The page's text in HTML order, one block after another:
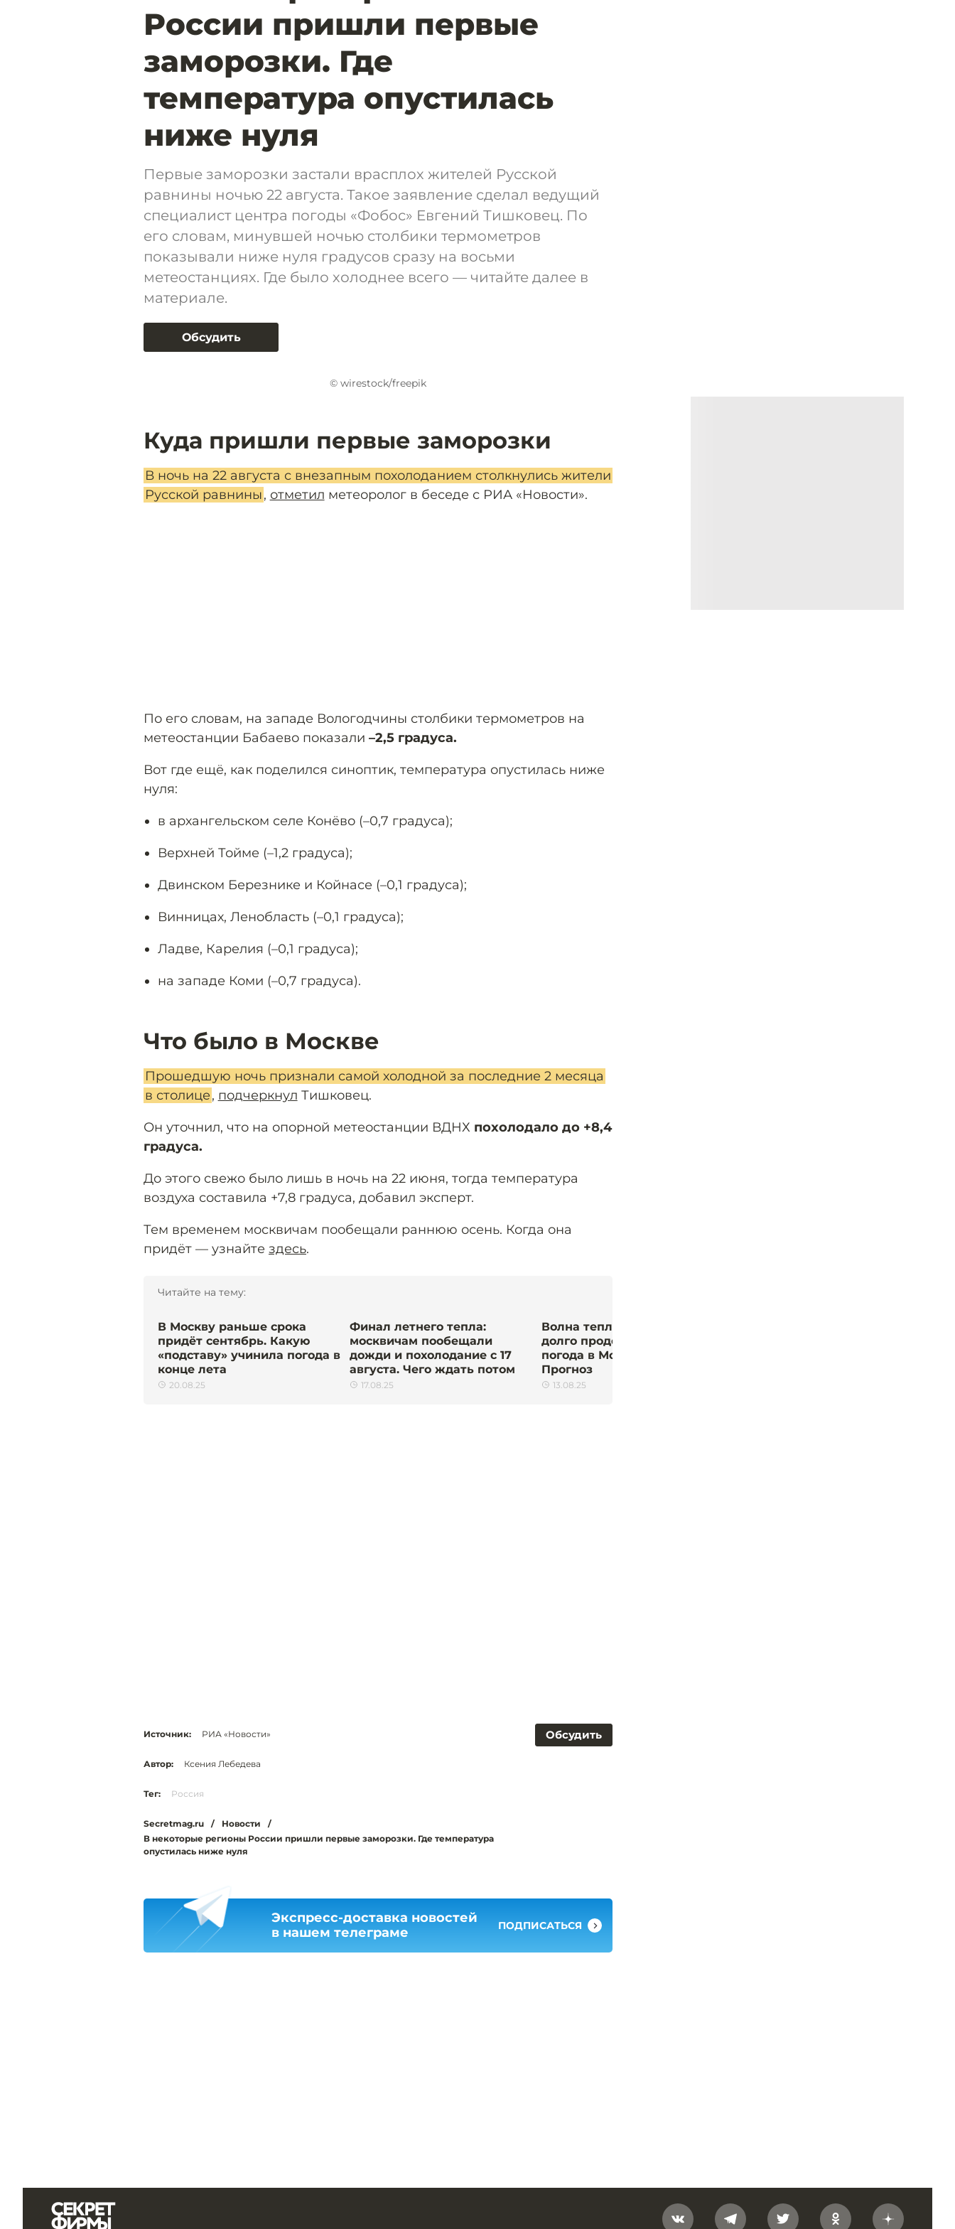
России пришли первые
заморозки. Где
температура опустилась
ниже нуля
Первые заморозки застали врасплох жителей Русской
равнины ночью 22 августа. Такое заявление сделал ведущий
специалист центра погоды «Фобос» Евгений Тишковец. По
его словам, минувшей ночью столбики термометров
показывали ниже нуля градусов сразу на восьми
метеостанциях. Где было холоднее всего — читайте далее в
материале.
Обсудить
© wirestock/freepik
Куда пришли первые заморозки
В ночь на 22 августа с внезапным похолоданием столкнулись жители
Русской равнины, отметил метеоролог в беседе с РИА «Новости».
По его словам, на западе Вологодчины столбики термометров на
метеостанции Бабаево показали –2,5 градуса.
Вот где ещё, как поделился синоптик, температура опустилась ниже
нуля:
в архангельском селе Конёво (–0,7 градуса);
Верхней Тойме (–1,2 градуса);
Двинском Березнике и Койнасе (–0,1 градуса);
Винницах, Ленобласть (–0,1 градуса);
Ладве, Карелия (–0,1 градуса);
на западе Коми (–0,7 градуса).
Что было в Москве
Прошедшую ночь признали самой холодной за последние 2 месяца
в столице, подчеркнул Тишковец.
Он уточнил, что на опорной метеостанции ВДНХ похолодало до +8,4
градуса.
До этого свежо было лишь в ночь на 22 июня, тогда температура
воздуха составила +7,8 градуса, добавил эксперт.
Тем временем москвичам пообещали раннюю осень. Когда она
придёт — узнайте здесь.
Читайте на тему:
В Москву раньше срока
придёт сентябрь. Какую
«подставу» учинила погода в
конце лета
20.08.25
Финал летнего тепла:
москвичам пообещали
дожди и похолодание с 17
августа. Чего ждать потом
17.08.25
Волна тепла в августе: как
долго продержится хорошая
погода в Москве и области?
Прогноз
13.08.25
Обсудить
Источник: РИА «Новости»
Автор: Ксения Лебедева
Тег: Россия
Secretmag.ru / Новости
/
В некоторые регионы России пришли первые заморозки. Где температура
опустилась ниже нуля
Экспресс-доставка новостей
в нашем телеграме
ПОДПИСАТЬСЯ